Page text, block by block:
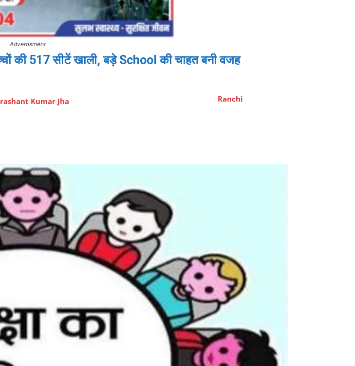
Advertisment
की 517 सीटें खाली, बड़े School की चाहत बनी वजह
Kumar Jha Ranchi